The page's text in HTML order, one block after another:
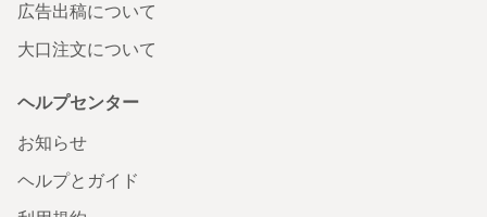
広告出稿について
大口注文について
ヘルプセンター
お知らせ
ヘルプとガイド